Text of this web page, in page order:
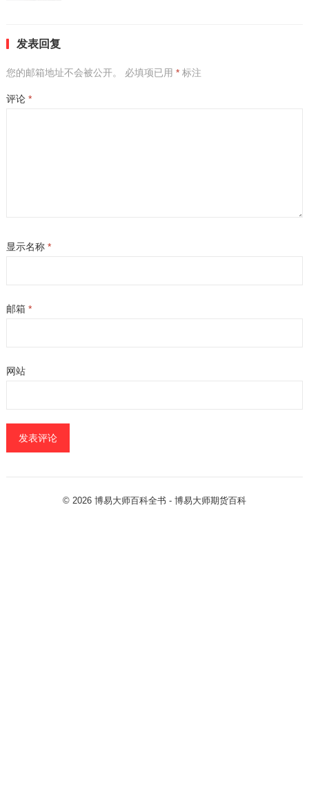
发表回复
您的邮箱地址不会被公开。 必填项已用 *标注
评论 *
显示名称 *
邮箱 *
网站
© 2026 博易大师百科全书 - 博易大师期货百科